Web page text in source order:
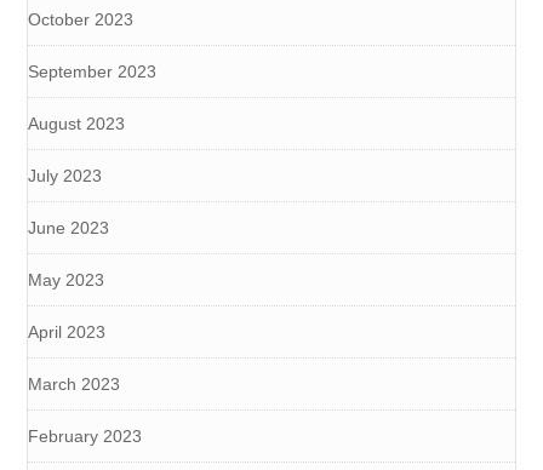
October 2023
September 2023
August 2023
July 2023
June 2023
May 2023
April 2023
March 2023
February 2023